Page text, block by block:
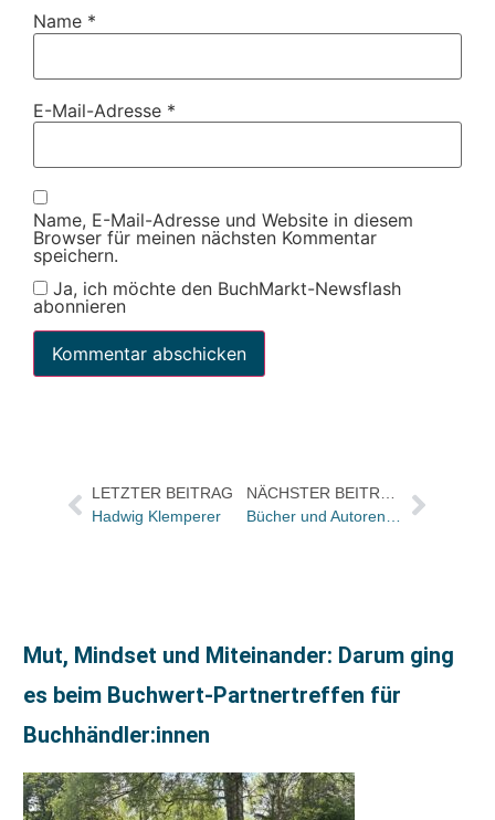
Name *
E-Mail-Adresse *
Name, E-Mail-Adresse und Website in diesem
Browser für meinen nächsten Kommentar
speichern.
Ja, ich möchte den BuchMarkt-Newsflash
abonnieren
LETZTER BEITRAG
Hadwig Klemperer
Mut, Mindset und Miteinander: Darum ging
es beim Buchwert‑Partnertreffen für
Buchhändler:innen